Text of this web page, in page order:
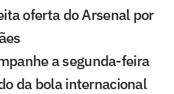
oferta do Arsenal por
a segunda-feira
da bola internacional